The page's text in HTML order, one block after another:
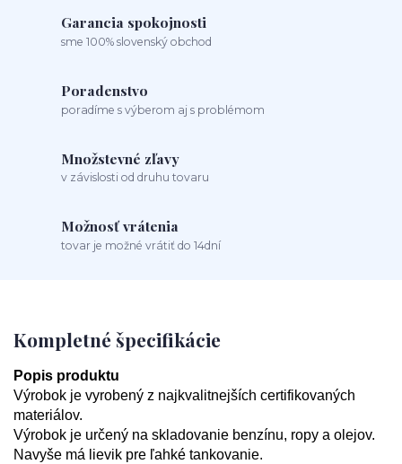
Garancia spokojnosti
sme 100% slovenský obchod
Poradenstvo
poradíme s výberom aj s problémom
Množstevné zľavy
v závislosti od druhu tovaru
Možnosť vrátenia
tovar je možné vrátiť do 14dní
Kompletné špecifikácie
Popis produktu
Výrobok je vyrobený z najkvalitnejších certifikovaných
materiálov.
Výrobok je určený na skladovanie benzínu, ropy a olejov.
Navyše má lievik pre ľahké tankovanie.